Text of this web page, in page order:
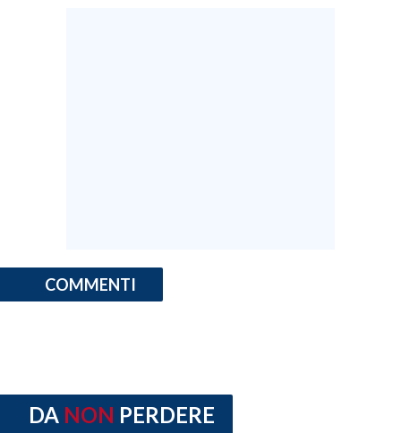
COMMENTI
DA NON PERDERE